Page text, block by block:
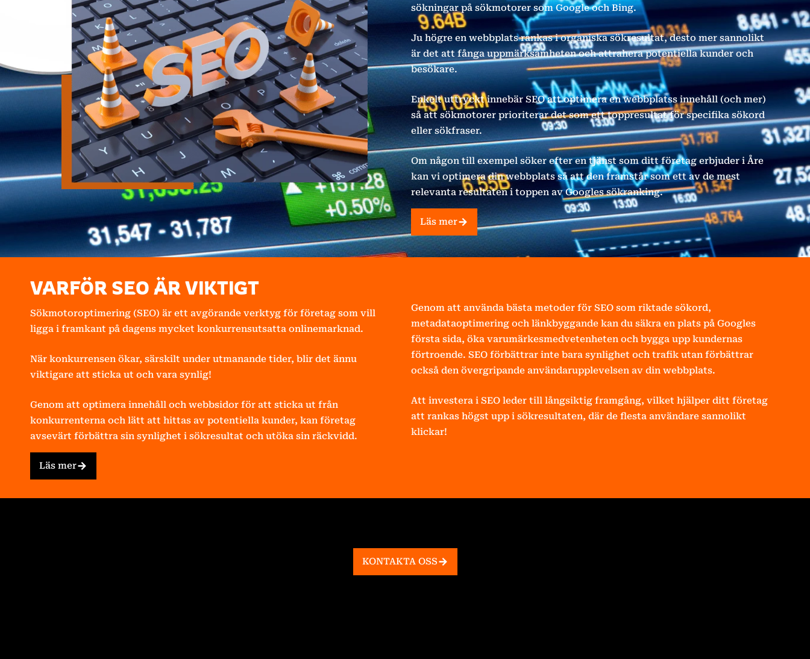
sökningar på sökmotorer som Google och Bing.
Ju högre en webbplats rankas i organiska sökresultat, desto mer sannolikt
är det att fånga uppmärksamheten och attrahera potentiella kunder och
besökare.
Enkelt uttryckt innebär SEO att optimera en webbplatss innehåll (och mer)
så att sökmotorer prioriterar det som ett toppresultat för specifika sökord
eller sökfraser.
Om någon till exempel söker efter en tjänst som ditt företag erbjuder i Åre
kan vi optimera din webbplats så att den framstår som ett av de mest
relevanta resultaten i toppen av Googles sökranking.
Läs mer
VARFÖR SEO ÄR VIKTIGT
Sökmotoroptimering (SEO) är ett avgörande verktyg för företag som vill
ligga i framkant på dagens mycket konkurrensutsatta onlinemarknad.
När konkurrensen ökar, särskilt under utmanande tider, blir det ännu
viktigare att sticka ut och vara synlig!
Genom att optimera innehåll och webbsidor för att sticka ut från
konkurrenterna och lätt att hittas av potentiella kunder, kan företag
avsevärt förbättra sin synlighet i sökresultat och utöka sin räckvidd.
Läs mer
Genom att använda bästa metoder för SEO som riktade sökord,
metadataoptimering och länkbyggande kan du säkra en plats på Googles
första sida, öka varumärkesmedvetenheten och bygga upp kundernas
förtroende. SEO förbättrar inte bara synlighet och trafik utan förbättrar
också den övergripande användarupplevelsen av din webbplats.
Att investera i SEO leder till långsiktig framgång, vilket hjälper ditt företag
att rankas högst upp i sökresultaten, där de flesta användare sannolikt
klickar!
KONTAKTA OSS